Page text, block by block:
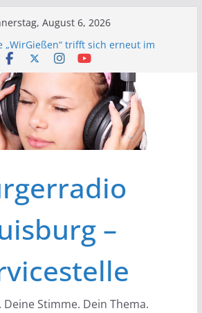
August 6, 2026
„WirGießen“ trifft sich erneut im
Bürgerfunk – Anonyme Alkoholiker
vor – Bürgerfunkgruppen im
Duisburg
Vorstands- und
am 19.03.
„Wir Gießen“ Trifft sich zur
–
Stimme. Dein Thema.